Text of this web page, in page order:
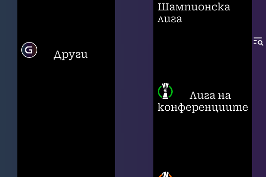
Други
Шампионска
лига
Лига на
конференциите